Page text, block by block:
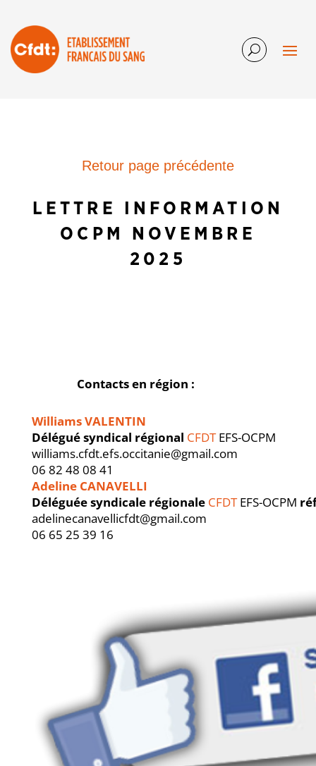
Retour page précédente
LETTRE INFORMATION
OCPM NOVEMBRE
2025
Contacts en région :
Williams VALENTIN
Délégué syndical régional CFDTEFS-OCPM
williams.cfdt.efs.occitanie@gmail.com
06 82 48 08 41
Adeline CANAVELLI
Déléguée syndicale régionale CFDTEFS-OCPM
adelinecanavellicfdt@gmail.com
06 65 25 39 16